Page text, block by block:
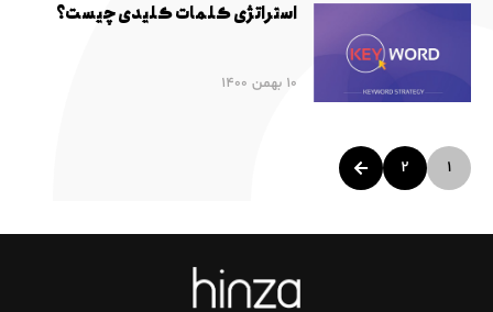
استراتژی کلمات کلیدی چیست؟
10 بهمن 1400
1
2